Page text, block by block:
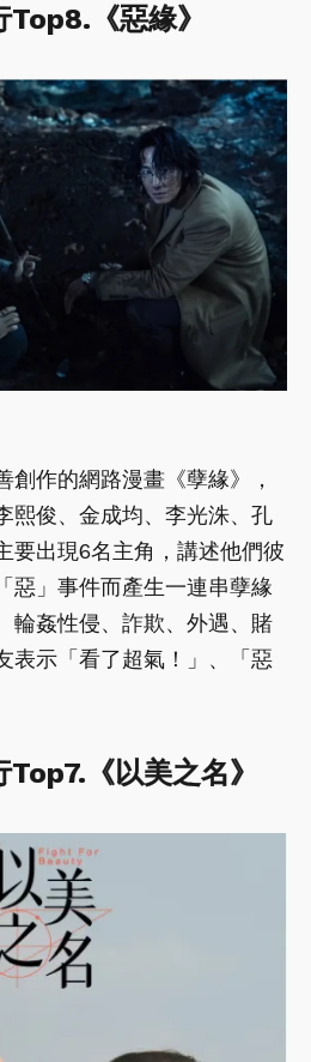
《惡緣》
創作的網路漫畫《孽緣》，
熙俊、金成均、李光洙、孔
要出現6名主角，講述他們彼
惡」事件而產生一連串孽緣
輪姦性侵、詐欺、外遇、賭
表示「看了超氣！」、「惡
《以美之名》